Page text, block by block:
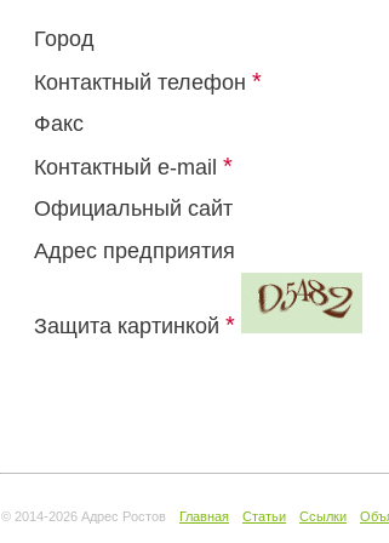
Город
Контактный телефон *
Факс
Контактный e-mail *
Официальный сайт
Адрес предприятия
Защита картинкой *
© 2014-2026 Адрес Ростов Главная Статьи Ссылки